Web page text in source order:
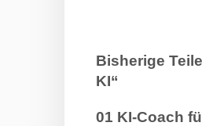
Bisherige
KI“
01 KI-Coach